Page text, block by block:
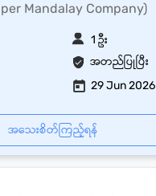
Mandalay Company)
အတည်ပြုပြီး
1 ဦး
29 Jun 2026
အသေးစိတ်ကြည့်ရန်